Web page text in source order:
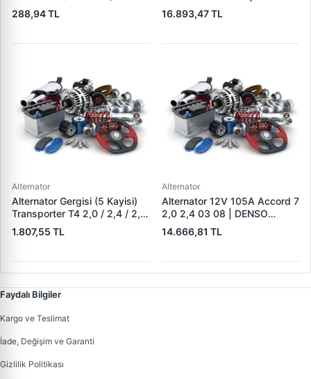
(Alternator) - Tumosan
Maxima 9100 Serisi / Traktor
LUCAS 619 204 92
288,94 TL
MITSUBISHI A3TR0091 |
OEM 303911 3587216
16.893,47 TL
Alternator
Alternator Gergisi (5 Kayisi)
Transporter T4 2,0 / 2,4 / 2,5
Aab Aac Aaf Acu Acv Aen
Aet Aeu Aja Ajt Apl Auf Avt
OEM 044903315C
1.807,55 TL
Alternator
Alternator 12V 105A Accord 7
2,0 2,4 03 08 | DENSO
DAN1375 | OEM 31100-RAA-
A01
14.666,81 TL
Faydalı Bilgiler
Kargo ve Teslimat
İade, Değişim ve Garanti
Gizlilik Politikası